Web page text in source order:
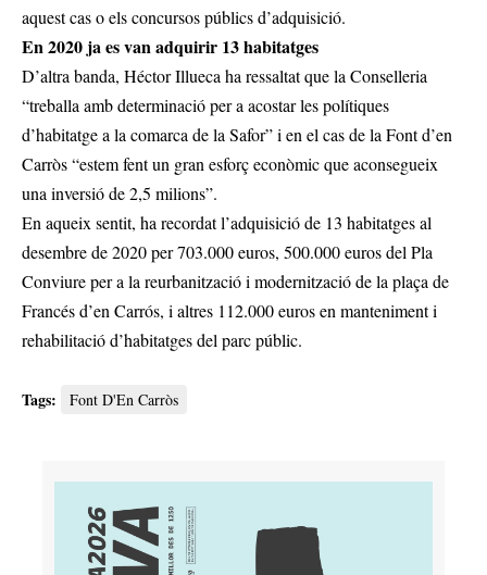
aquest cas o els concursos públics d’adquisició.
En 2020 ja es van adquirir 13 habitatges
D’altra banda, Héctor Illueca ha ressaltat que la Conselleria
“treballa amb determinació per a acostar les polítiques
d’habitatge a la comarca de la Safor” i en el cas de la Font d’en
Carròs “estem fent un gran esforç econòmic que aconsegueix
una inversió de 2,5 milions”.
En aqueix sentit, ha recordat l’adquisició de 13 habitatges al
desembre de 2020 per 703.000 euros, 500.000 euros del Pla
Conviure per a la reurbanització i modernització de la plaça de
Francés d’en Carrós, i altres 112.000 euros en manteniment i
rehabilitació d’habitatges del parc públic.
Tags: Font D'En Carròs